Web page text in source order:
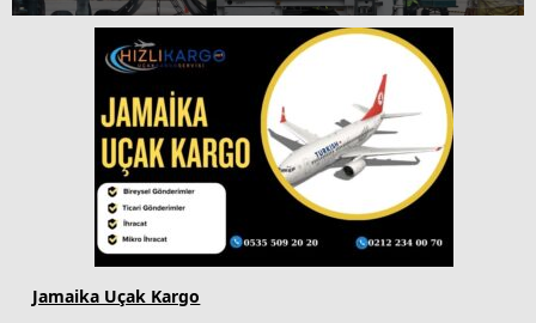
Jamaika Uçak Kargo